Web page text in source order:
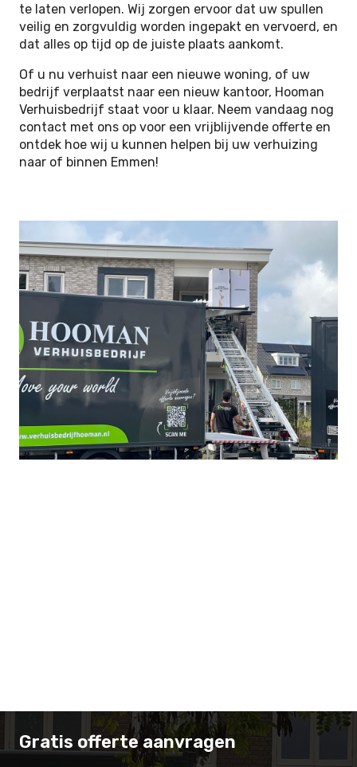
te laten verlopen. Wij zorgen ervoor dat uw spullen
veilig en zorgvuldig worden ingepakt en vervoerd, en
dat alles op tijd op de juiste plaats aankomt.
Of u nu verhuist naar een nieuwe woning, of uw
bedrijf verplaatst naar een nieuw kantoor, Hooman
Verhuisbedrijf staat voor u klaar. Neem vandaag nog
contact met ons op voor een vrijblijvende offerte en
ontdek hoe wij u kunnen helpen bij uw verhuizing
naar of binnen Emmen!
Gratis offerte aanvragen